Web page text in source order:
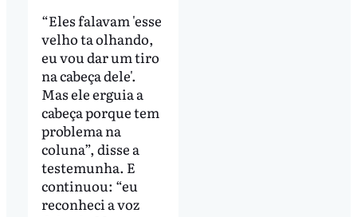
“Eles falavam 'esse
velho ta olhando,
eu vou dar um tiro
na cabeça dele'.
Mas ele erguia a
cabeça porque tem
problema na
coluna”, disse a
testemunha. E
continuou: “eu
reconheci a voz